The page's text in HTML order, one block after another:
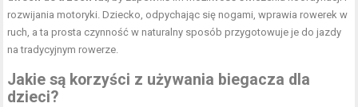
rozwijania motoryki. Dziecko , odpychając się nogami, wprawia rowerek w
ruch, a ta prosta czynność w naturalny sposób przygotowuje je do jazdy
na tradycyjnym rowerze.
Jakie są korzyści z używania biegacza dla
dzieci?